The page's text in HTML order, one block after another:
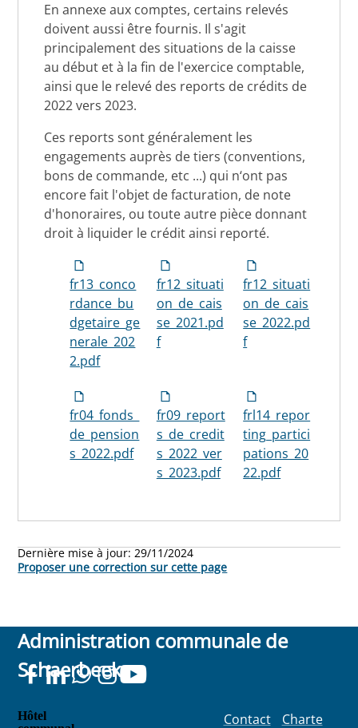
En annexe aux comptes, certains relevés
doivent aussi être fournis. Il s'agit
principalement des situations de la caisse
au début et à la fin de l'exercice comptable,
ainsi que le relevé des reports de crédits de
2022 vers 2023.
Ces reports sont généralement les
engagements auprès de tiers (conventions,
bons de commande, etc ...) qui n‘ont pas
encore fait l'objet de facturation, de note
d'honoraires, ou toute autre pièce donnant
droit à liquider le crédit ainsi reporté.
fr13_conco
rdance_bu
dgetaire_ge
nerale_202
2.pdf
fr12_situati
on_de_cais
se_2021.pd
f
fr12_situati
on_de_cais
se_2022.pd
f
fr04_fonds_
de_pension
s_2022.pdf
fr09_report
s_de_credit
s_2022_ver
s_2023.pdf
frl14_repor
ting_partici
pations_20
22.pdf
Dernière mise à jour:29/11/2024
Proposer une correction sur cette page
Administration communale de
Schaerbeek
Hôtel
Contact Charte